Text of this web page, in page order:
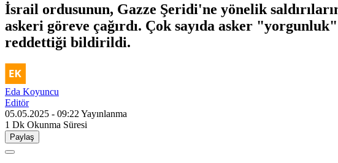
İsrail ordusunun, Gazze Şeridi'ne yönelik
askeri göreve çağırdı. Çok sayıda asker
reddettiği bildirildi.
Eda Koyuncu
Editör
05.05.2025 - 09:22 Yayınlanma
1 Dk Okunma Süresi
Paylaş